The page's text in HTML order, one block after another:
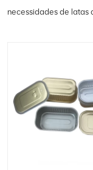
necessidades de latas